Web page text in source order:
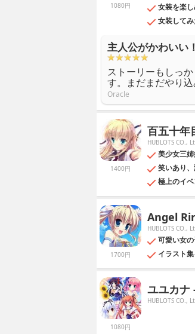
1080円
女装を楽
女装して
主人公がかわいい！
ストーリーもしっ
す。まだまだやり込
Oracle
1400円
百五十年
HUBLOTS CO.,
美少女三
笑いあり
極上のイ
1700円
Angel
HUBLOTS CO.,
可愛い女
イラスト
1080円
ユユカ
HUBLOTS CO.,